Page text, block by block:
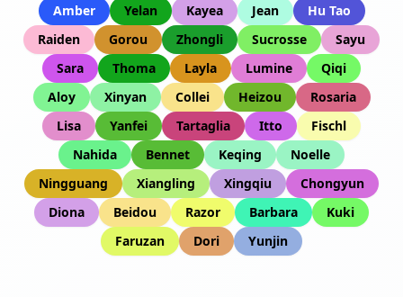
Amber Yelan Kayea Jean
Hu Tao
Raiden
Gorou Zhongli Sucrosse
Sayu
Sara
Thoma Layla Lumine
Qiqi
Aloy
Xinyan Collei Heizou
Rosaria
Lisa
Yanfei Tartaglia Itto
Fischl
Nahida
Bennet Keqing
Noelle
Ningguang
Xiangling Xingqiu
Chongyun
Diona
Beidou Razor Barbara
Kuki
Faruzan
Dori Yunjin